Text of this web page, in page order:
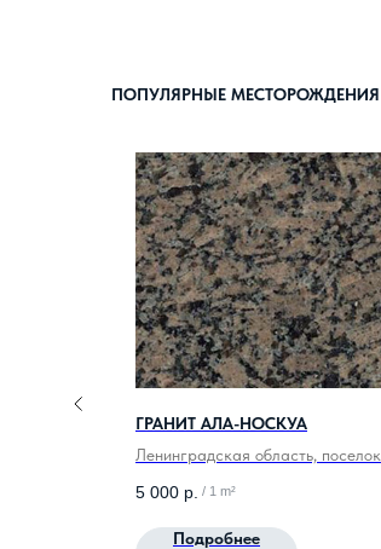
ПОПУЛЯРНЫЕ МЕСТОРОЖДЕНИЯ
ГРАНИТ АЛА-НОСКУА
Ленинградская область, поселок
5 000 р. / 1 m²
Подробнее